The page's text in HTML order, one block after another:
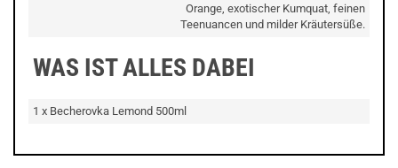
Orange, exotischer Kumquat, feinen
Teenuancen und milder Kräutersüße.
WAS IST ALLES DABEI
1 x Becherovka Lemond 500ml